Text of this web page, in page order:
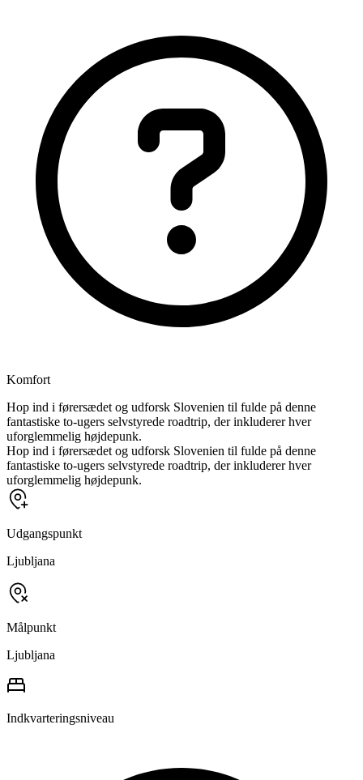
Komfort
Hop ind i førersædet og udforsk Slovenien til fulde på denne
fantastiske to-ugers selvstyrede roadtrip, der inkluderer hver
uforglemmelig højdepunk.
Hop ind i førersædet og udforsk Slovenien til fulde på denne
fantastiske to-ugers selvstyrede roadtrip, der inkluderer hver
uforglemmelig højdepunk.
Udgangspunkt
Ljubljana
Målpunkt
Ljubljana
Indkvarteringsniveau